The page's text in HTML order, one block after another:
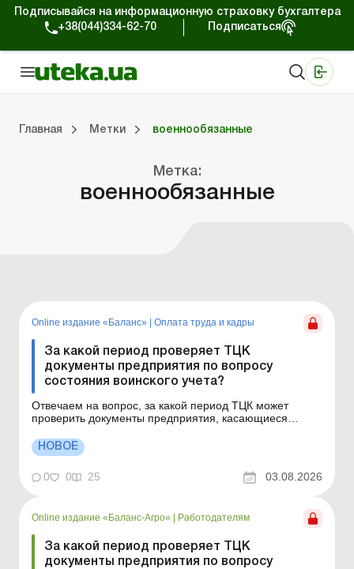
Подписывайся на информационную страховку бухгалтера
+38(044)334-62-70
Подписаться
Главная Метки военнообязанные
Метка:
военнообязанные
Online издание «Баланс» Оплата труда и кадры
За какой период проверяет ТЦК
документы предприятия по вопросу
состояния воинского учета?
Отвечаем на вопрос, за какой период ТЦК может
проверить документы предприятия, касающиеся
может проверять документы по воинскому учету? Как
узнать, что предприятие включено в план проверок
какие &nda...
НОВОЕ
0 0 25 03.08.2026
Online издание «Баланс-Агро» Работодателям
За какой период проверяет ТЦК
документы предприятия по вопросу